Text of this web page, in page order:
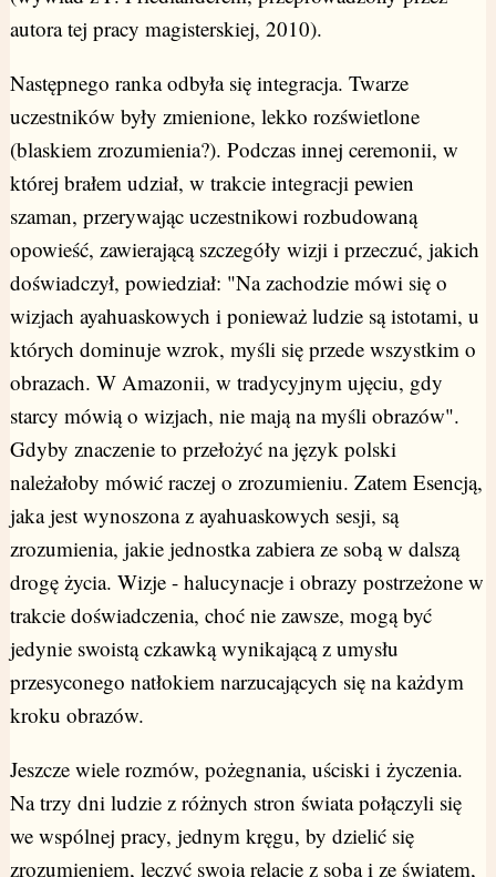
autora tej pracy magisterskiej, 2010).
Następnego ranka odbyła się integracja. Twarze
uczestników były zmienione, lekko rozświetlone
(blaskiem zrozumienia?). Podczas innej ceremonii, w
której brałem udział, w trakcie integracji pewien
szaman, przerywając uczestnikowi rozbudowaną
opowieść, zawierającą szczegóły wizji i przeczuć, jakich
doświadczył, powiedział: "Na zachodzie mówi się o
wizjach ayahuaskowych i ponieważ ludzie są istotami, u
których dominuje wzrok, myśli się przede wszystkim o
obrazach. W Amazonii, w tradycyjnym ujęciu, gdy
starcy mówią o wizjach, nie mają na myśli obrazów".
Gdyby znaczenie to przełożyć na język polski
należałoby mówić raczej o zrozumieniu. Zatem Esencją,
jaka jest wynoszona z ayahuaskowych sesji, są
zrozumienia, jakie jednostka zabiera ze sobą w dalszą
drogę życia. Wizje - halucynacje i obrazy postrzeżone w
trakcie doświadczenia, choć nie zawsze, mogą być
jedynie swoistą czkawką wynikającą z umysłu
przesyconego natłokiem narzucających się na każdym
kroku obrazów.
Jeszcze wiele rozmów, pożegnania, uściski i życzenia.
Na trzy dni ludzie z różnych stron świata połączyli się
we wspólnej pracy, jednym kręgu, by dzielić się
zrozumieniem, leczyć swoją relację z sobą i ze światem,